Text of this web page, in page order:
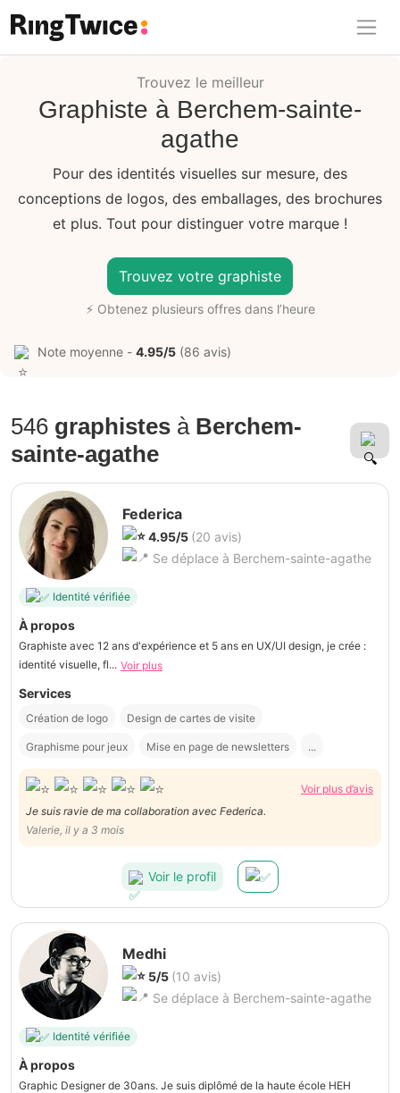
Ring Twice
Trouvez le meilleur
Graphiste à Berchem-sainte-
agathe
Pour des identités visuelles sur mesure, des
conceptions de logos, des emballages, des brochures
et plus. Tout pour distinguer votre marque !
Trouvez votre graphiste
⚡ Obtenez plusieurs offres dans l’heure
Note moyenne - 4.95/5 (86 avis)
546 graphistes à Berchem-
sainte-agathe
Federica
4.95/5 (20 avis)
Se déplace à Berchem-sainte-agathe
Identité vérifiée
À propos
Graphiste avec 12 ans d'expérience et 5 ans en UX/UI design, je crée :
identité visuelle, fl... Voir plus
Services
Création de logo Design de cartes de visite
Graphisme pour jeux Mise en page de newsletters ...
Voir plus d’avis
Je suis ravie de ma collaboration avec Federica.
Valerie, il y a 3 mois
Voir le profil
Medhi
5/5 (10 avis)
Se déplace à Berchem-sainte-agathe
Identité vérifiée
À propos
Graphic Designer de 30ans. Je suis diplômé de la haute école HEH